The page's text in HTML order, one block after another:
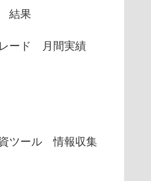
結果
ード 月間実績
ツール 情報収集